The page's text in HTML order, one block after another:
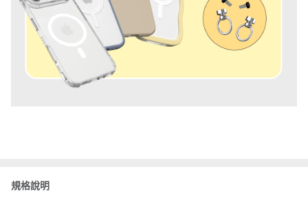
規格說明